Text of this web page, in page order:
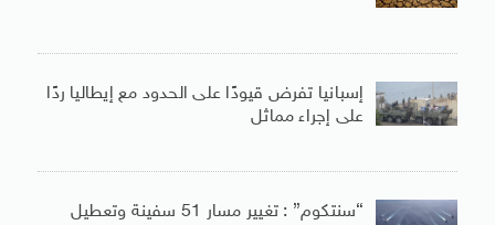
إسبانيا تفرض قيودًا على الحدود مع إيطاليا ردًا
على إجراء مماثل
“سنتكوم” : تغيير مسار 51 سفينة وتعطيل